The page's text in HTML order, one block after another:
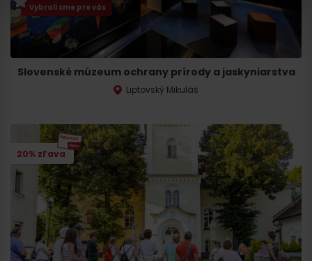
Vybrali sme pre vás
Slovenské múzeum ochrany prírody a jaskyniarstva
Liptovský Mikuláš
20% zľava